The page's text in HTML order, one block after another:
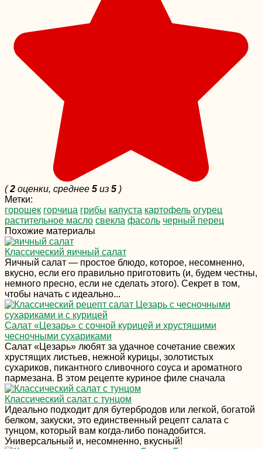
(2 оценки, среднее 5 из 5 )
Метки:
горошек горчица грибы капуста картофель огурец
растительное масло свекла фасоль черный перец
Похожие материалы
Классический яичный салат
Яичный салат — простое блюдо, которое, несомненно,
вкусно, если его правильно приготовить (и, будем честны,
немного пресно, если не сделать этого). Секрет в том,
чтобы начать с идеально...
Салат «Цезарь» с сочной курицей и хрустящими
чесночными сухариками
Салат «Цезарь» любят за удачное сочетание свежих
хрустящих листьев, нежной курицы, золотистых
сухариков, пикантного сливочного соуса и ароматного
пармезана. В этом рецепте куриное филе сначала
Классический салат с тунцом
Идеально подходит для бутербродов или легкой, богатой
белком, закуски, это единственный рецепт салата с
тунцом, который вам когда-либо понадобится.
Универсальный и, несомненно, вкусный!